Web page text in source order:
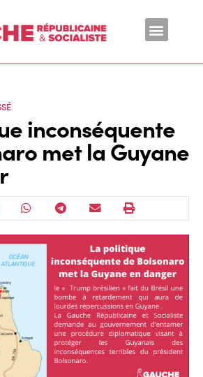
inconséquente
met la Guyane